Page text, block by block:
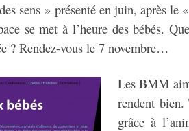
sens » présenté en juin, après
se met à l’heure des bébés.
? Rendez-vous le 7 novembre…
Les BMM
rendent bien.
grâce à